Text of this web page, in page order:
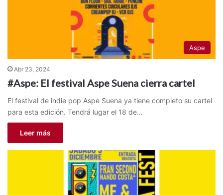
Aspe
Abr 23, 2024
#Aspe: El festival Aspe Suena cierra cartel
El festival de indie pop Aspe Suena ya tiene completo su cartel
para esta edición. Tendrá lugar el 18 de…
Leer más